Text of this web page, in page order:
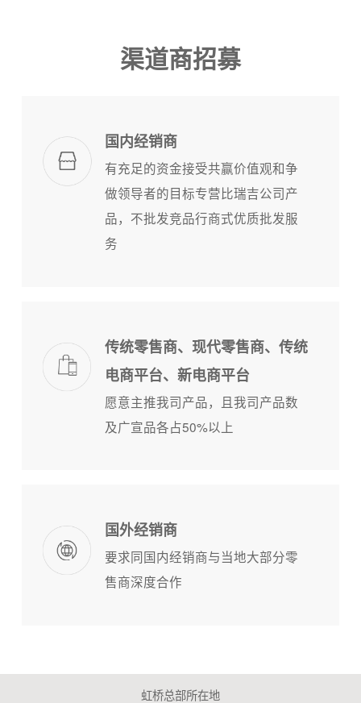
渠道商招募
国内经销商
有充足的资金接受共赢价值观和争
做领导者的目标专营比瑞吉公司产
品，不批发竞品行商式优质批发服
务
传统零售商、现代零售商、传统
电商平台、新电商平台
愿意主推我司产品，且我司产品数
及广宣品各占50%以上
国外经销商
要求同国内经销商与当地大部分零
售商深度合作
虹桥总部所在地